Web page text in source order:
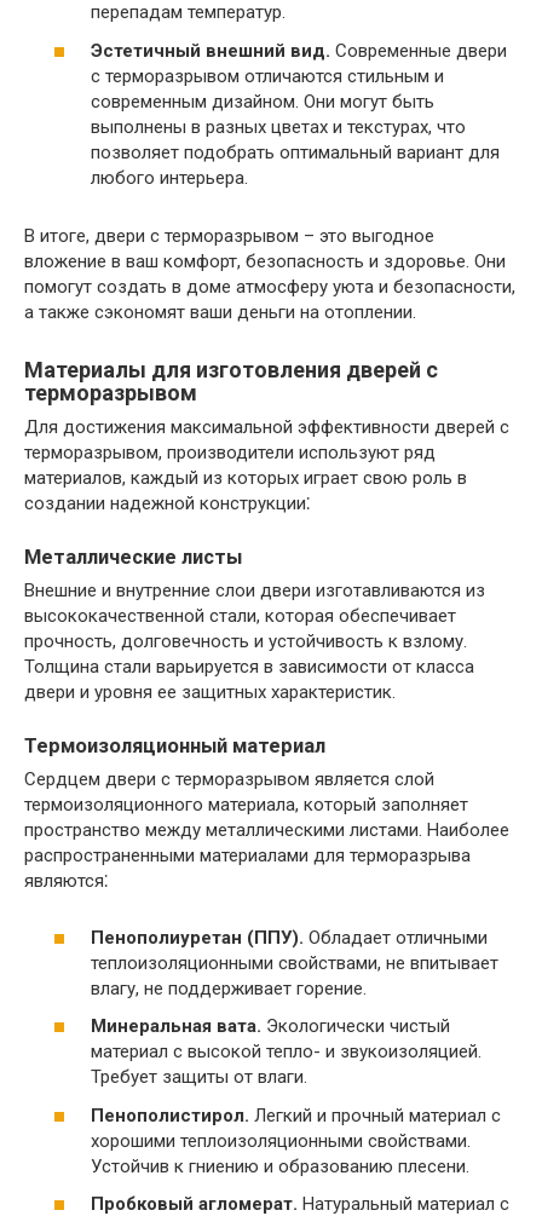
перепадам температур.​
Эстетичный внешний вид.​ Современные двери
с терморазрывом отличаются стильным и
современным дизайном.​ Они могут быть
выполнены в разных цветах и текстурах, что
позволяет подобрать оптимальный вариант для
любого интерьера.
В итоге, двери с терморазрывом – это выгодное
вложение в ваш комфорт, безопасность и здоровье.​ Они
помогут создать в доме атмосферу уюта и безопасности,
а также сэкономят ваши деньги на отоплении.
Материалы для изготовления дверей с
терморазрывом
Для достижения максимальной эффективности дверей с
терморазрывом, производители используют ряд
материалов, каждый из которых играет свою роль в
создании надежной конструкции⁚
Металлические листы
Внешние и внутренние слои двери изготавливаются из
высококачественной стали, которая обеспечивает
прочность, долговечность и устойчивость к взлому.​
Толщина стали варьируется в зависимости от класса
двери и уровня ее защитных характеристик.​
Термоизоляционный материал
Сердцем двери с терморазрывом является слой
термоизоляционного материала, который заполняет
пространство между металлическими листами. Наиболее
распространенными материалами для терморазрыва
являются⁚
Пенополиуретан (ППУ).​ Обладает отличными
теплоизоляционными свойствами, не впитывает
влагу, не поддерживает горение.​
Минеральная вата. Экологически чистый
материал с высокой тепло- и звукоизоляцией.
Требует защиты от влаги.​
Пенополистирол. Легкий и прочный материал с
хорошими теплоизоляционными свойствами.​
Устойчив к гниению и образованию плесени.​
Пробковый агломерат. Натуральный материал с